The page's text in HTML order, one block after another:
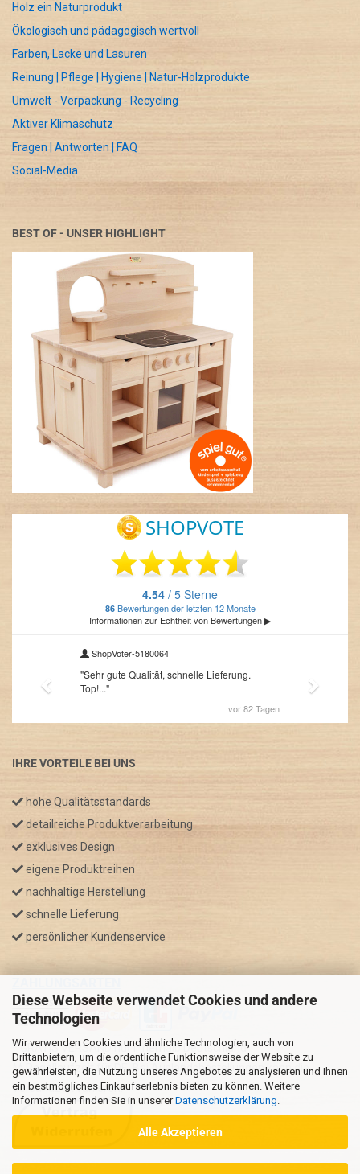
Diese Webseite verwendet Cookies und andere
Technologien
Wir verwenden Cookies und ähnliche Technologien, auch von
Drittanbietern, um die ordentliche Funktionsweise der Website zu
gewährleisten, die Nutzung unseres Angebotes zu analysieren und Ihnen
ein bestmögliches Einkaufserlebnis bieten zu können. Weitere
Informationen finden Sie in unsererDatenschutzerklärung
Alle Akzeptieren
Holz ein Naturprodukt
Ökologisch und pädagogisch wertvoll
Farben, Lacke und Lasuren
Reinung | Pflege | Hygiene | Natur-Holzprodukte
Umwelt - Verpackung - Recycling
Aktiver Klimaschutz
Fragen | Antworten | FAQ
Social-Media
BEST OF - UNSER HIGHLIGHT
IHRE VORTEILE BEI UNS
hohe Qualitätsstandards
detailreiche Produktverarbeitung
exklusives Design
eigene Produktreihen
nachhaltige Herstellung
schnelle Lieferung
persönlicher Kundenservice
* GRATIS VERSAND nur innerhalb Deutschland
** Regellaufzeit für DE, Bei Auslandsbestellungen kann die
Versandzeit variieren.